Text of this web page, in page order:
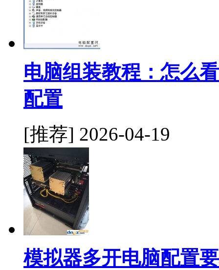
电脑组装教程：怎么
配置
[推荐] 2026-04-19
模拟器多开电脑配置